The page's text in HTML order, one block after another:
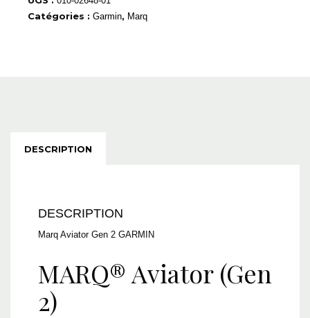
Gen
2
Catégories : Garmin, Marq
DESCRIPTION
DESCRIPTION
Marq Aviator Gen 2 GARMIN
MARQ® Aviator (Gen
2)